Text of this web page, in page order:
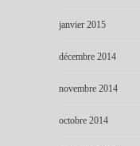
janvier 2015
décembre 2014
novembre 2014
octobre 2014